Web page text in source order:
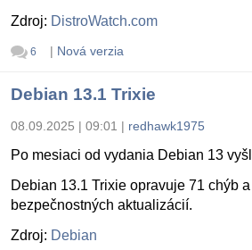
Zdroj: DistroWatch.com
6 | Nová verzia
Debian 13.1 Trixie
08.09.2025 | 09:01 | redhawk1975
Po mesiaci od vydania Debian 13
Debian 13.1 Trixie opravuje 71 chýb
bezpečnostných aktualizácií.
Zdroj: Debian